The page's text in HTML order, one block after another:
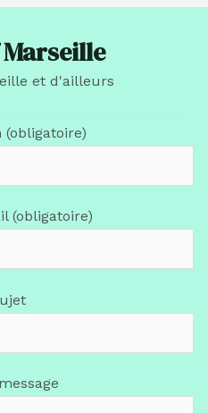
et d'ailleurs
(obligatoire)
(obligatoire)